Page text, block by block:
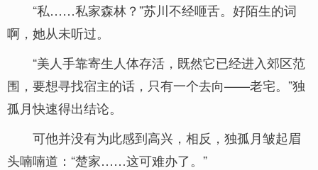
“私……私家森林？”苏川不经咂舌。好陌生的词
啊，她从未听过。
“美人手靠寄生人体存活，既然它已经进入郊区范
围，要想寻找宿主的话，只有一个去向——老宅。”独
孤月快速得出结论。
可他并没有为此感到高兴，相反，独孤月皱起眉
头喃喃道：“楚家……这可难办了。”